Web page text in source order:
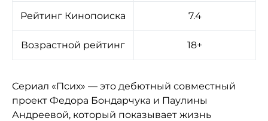
Рейтинг Кинопоиска 7.4
Возрастной рейтинг 18+
Сериал «Псих» — это дебютный совместный
проект Федора Бондарчука и Паулины
Андреевой, который показывает жизнь